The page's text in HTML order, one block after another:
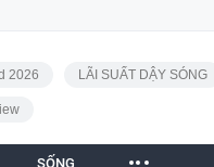
2026 LÃI SUẤT DẬY SÓNG
SỐNG